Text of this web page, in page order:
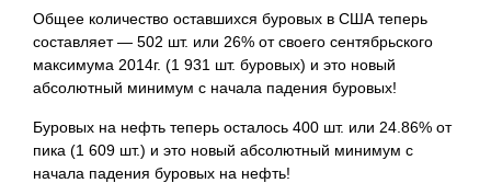
Общее количество оставшихся буровых в США теперь
составляет — 502 шт. или 26% от своего сентябрьского
максимума 2014г. (1 931 шт. буровых) и это новый
абсолютный минимум с начала падения буровых!
Буровых на нефть теперь осталось 400 шт. или 24.86% от
пика (1 609 шт.) и это новый абсолютный минимум с
начала падения буровых на нефть!